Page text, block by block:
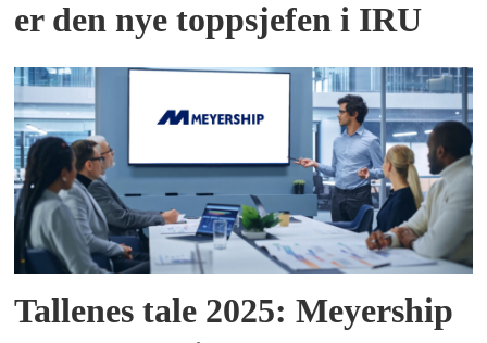
er den nye toppsjefen i IRU
Tallenes tale 2025: Meyership